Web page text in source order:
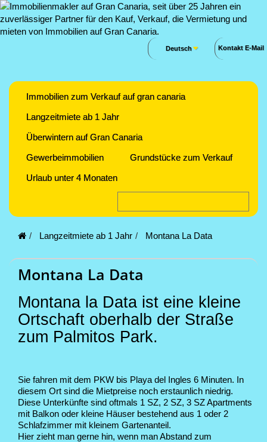
Kontakt E-Mail
Deutsch
Immobilien zum Verkauf auf gran canaria
Langzeitmiete ab 1 Jahr
Überwintern auf Gran Canaria
Gewerbeimmobilien
Grundstücke zum Verkauf
Urlaub unter 4 Monaten
Langzeitmiete ab 1 Jahr Montana La Data
Montana La Data
Montana la Data ist eine kleine
Ortschaft oberhalb der Straße
zum Palmitos Park.
Sie fahren mit dem PKW bis Playa del Ingles 6 Minuten. In
diesem Ort sind die Mietpreise noch erstaunlich niedrig.
Diese Unterkünfte sind oftmals 1 SZ, 2 SZ, 3 SZ Apartments
mit Balkon oder kleine Häuser bestehend aus 1 oder 2
Schlafzimmer mit kleinem Gartenanteil.
Hier zieht man gerne hin, wenn man Abstand zum